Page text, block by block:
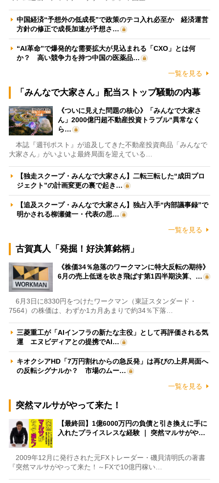
中国経済“予想外の低成長”で政策のテコ入れ必至か 経済運営
方針の修正で成長加速が予想さ…
“AI革命”で爆発的な需要拡大が見込まれる「CXO」とは何
か？ 高い競争力を持つ中国の医薬品…
一覧を見る
「みんなで大家さん」配当ストップ騒動の内幕
《ついに見えた問題の核心》「みんなで大家さ
ん」2000億円超不動産投資トラブル“異常なく
ら…
本誌『週刊ポスト』が追及してきた不動産投資商品「みんなで
大家さん」がいよいよ最終局面を迎えている…
【独走スクープ・みんなで大家さん】二転三転した“成田プロ
ジェクト”の計画変更の裏で起き…
【追及スクープ・みんなで大家さん】独占入手“内部議事録”で
明かされる柳瀬健一・代表の思…
一覧を見る
古賀真人「発掘！好決算銘柄」
《株価34％急落のワークマンに特大反転の期待》
6月の売上低迷を吹き飛ばす第1四半期決算、…
6月3日に8330円をつけたワークマン（東証スタンダード・
7564）の株価は、わずか1カ月あまりで約34％下落…
三菱重工が「AIインフラの新たな主役」として再評価される気
運 エヌビディアとの提携でAI…
キオクシアHD「7万円割れからの急反発」は再びの上昇局面へ
の反転シグナルか？ 市場のムー…
一覧を見る
突然マルサがやって来た！
【最終回】1億6000万円の負債と引き換えに手に
入れたプライスレスな経験 ｜ 突然マルサがや…
2009年12月に発行された元FXトレーダー・磯貝清明氏の著書
『突然マルサがやって来た！～FXで10億円稼い…